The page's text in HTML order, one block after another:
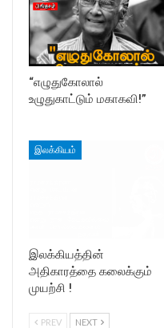
“எழுதுகோலால்
உழுதுகாட்டும் மகாகவி!”
இலக்கியம்
இலக்கியத்தின்
அதிகாரத்தை கலைக்கும்
முயற்சி !
PREV NEXT